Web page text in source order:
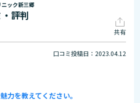
ック新三郷
評判
共有
口コミ投稿日：2023.04.12
力を教えてください。